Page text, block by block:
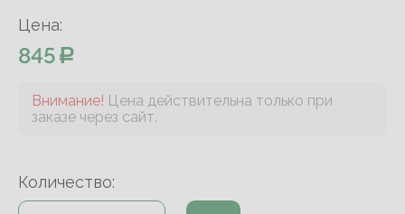
Цена:
845
Внимание! Цена действительна только при
заказе через сайт.
Количество: